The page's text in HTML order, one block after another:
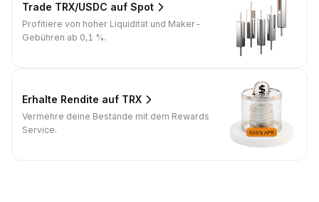
Trade TRX/USDC auf Spot
Profitiere von hoher Liquidität und Maker-
Gebühren ab 0,1 %.
Erhalte Rendite auf TRX
Vermehre deine Bestände mit dem Rewards
Service.